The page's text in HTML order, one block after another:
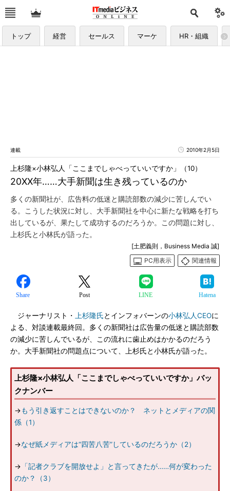
トップ 経営 セールス マーケ HR・組織
連載 2010年2月5日
20XX年……大手新聞は生き残っているのか
上杉隆×小林弘人「ここまでしゃべっていいですか」（10）
多くの新聞社が、広告料の低迷と購読部数の減少に苦しんでい
る。こうした状況に対し、大手新聞社を中心に新たな戦略を打ち
出しているが、果たして成功するのだろうか。この問題に対し、
上杉氏と小林氏が語った。
[土肥義則，Business Media 誠]
PC用表示
関連情報
Share Post LINE Hatena
ジャーナリスト・ 上杉隆氏とインフォバーンの小林弘人CEOに
よる、対談連載最終回。多くの新聞社は広告量の低迷と購読部数
の減少に苦しんでいるが、この流れに歯止めはかかるのだろう
か。大手新聞社の問題点について、上杉氏と小林氏が語った。
上杉隆×小林弘人「ここまでしゃべっていいですか」バッ
クナンバー
→もう引き返すことはできないのか？ ネットとメディアの関
係（1）
→なぜ紙メディアは“四苦八苦”しているのだろうか（2）
→ 「記者クラブを開放せよ」と言ってきたが……何が変わった
のか？（3）